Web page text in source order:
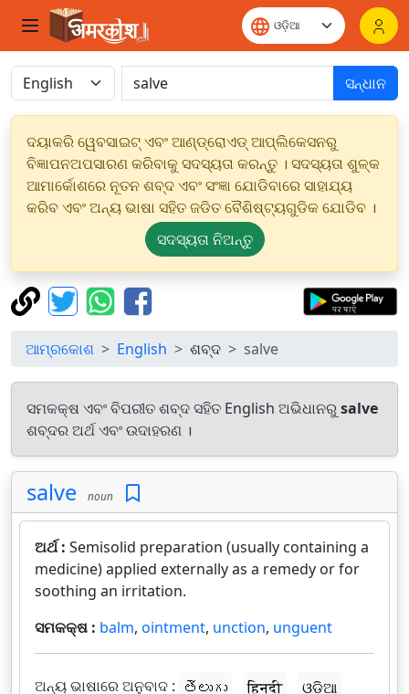
ସନ୍ଧାନ
ଦୟାକରି ୱେବସାଇଟ୍ ଏବଂ ଆଣ୍ଡ୍ରୋଏଡ୍ ଆପ୍ଲିକେସନରୁ
ବିଜ୍ଞାପନଅପସାରଣ କରିବାକୁ ସଦସ୍ୟତା କରନ୍ତୁ । ସଦସ୍ୟତା ଶୁଳ୍କ
ଆମାର୍କୋଶରେ ନୂତନ ଶବ୍ଦ ଏବଂ ସଂଜ୍ଞା ଯୋଡିବାରେ ସାହାଯ୍ୟ
କରିବ ଏବଂ ଅନ୍ୟ ଭାଷା ସହିତ ଜଡିତ ବୈଶିଷ୍ଟ୍ୟଗୁଡିକ ଯୋଡିବ ।
ସଦସ୍ୟତା ନିଅନ୍ତୁ
ଆମ୍ରକୋଶ English ଶବ୍ଦ salve
ସମକକ୍ଷ ଏବଂ ବିପରୀତ ଶବ୍ଦ ସହିତ English ଅଭିଧାନରୁsalve
ଶବ୍ଦର ଅର୍ଥ ଏବଂ ଉଦାହରଣ ।
salve noun
ଅର୍ଥ : Semisolid preparation (usually containing a
medicine) applied externally as a remedy or for
soothing an irritation.
ସମକକ୍ଷ : balm, ointment, unction, unguent
ଅନ୍ୟ ଭାଷାରେ ଅନୁବାଦ : తెలుగు हिन्दी
ଓଡ଼ିଆ